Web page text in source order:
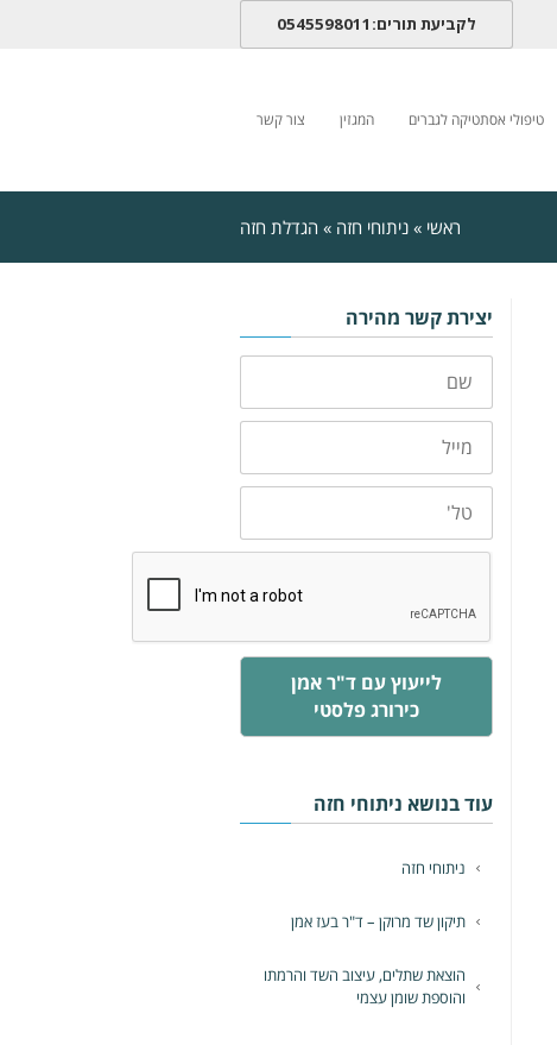
לקביעת תורים:0545598011
טיפולי אסתטיקה לגברים המגזין צור קשר
ראשי » ניתוחי חזה » הגדלת חזה
יצירת קשר מהירה
שם
מייל
טלפון
לייעוץ עם ד"ר אמן
כירורג פלסטי
עוד בנושא ניתוחי חזה
ניתוחי חזה
תיקון שד מרוקן – ד"ר בעז אמן
הוצאת שתלים, עיצוב השד והרמתו
והוספת שומן עצמי